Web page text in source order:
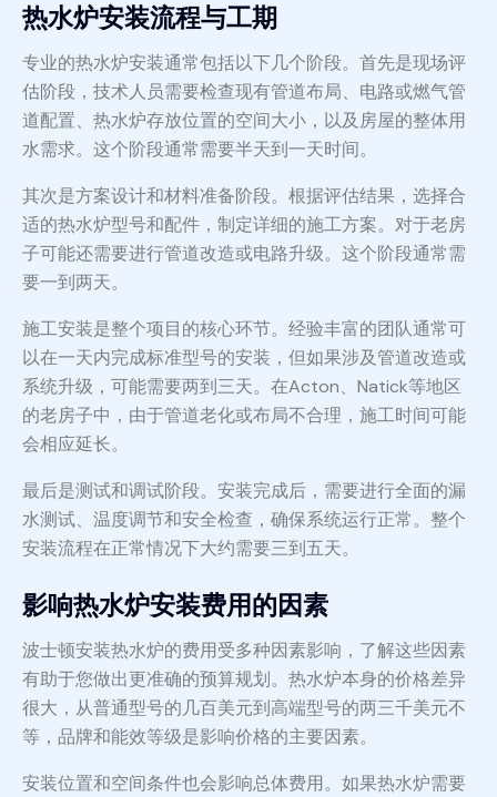
热水炉安装流程与工期
专业的热水炉安装通常包括以下几个阶段。首先是现场评
估阶段，技术人员需要检查现有管道布局、电路或燃气管
道配置、热水炉存放位置的空间大小，以及房屋的整体用
水需求。这个阶段通常需要半天到一天时间。
其次是方案设计和材料准备阶段。根据评估结果，选择合
适的热水炉型号和配件，制定详细的施工方案。对于老房
子可能还需要进行管道改造或电路升级。这个阶段通常需
要一到两天。
施工安装是整个项目的核心环节。经验丰富的团队通常可
以在一天内完成标准型号的安装，但如果涉及管道改造或
系统升级，可能需要两到三天。在Acton、Natick等地区
的老房子中，由于管道老化或布局不合理，施工时间可能
会相应延长。
最后是测试和调试阶段。安装完成后，需要进行全面的漏
水测试、温度调节和安全检查，确保系统运行正常。整个
安装流程在正常情况下大约需要三到五天。
影响热水炉安装费用的因素
波士顿安装热水炉的费用受多种因素影响，了解这些因素
有助于您做出更准确的预算规划。热水炉本身的价格差异
很大，从普通型号的几百美元到高端型号的两三千美元不
等，品牌和能效等级是影响价格的主要因素。
安装位置和空间条件也会影响总体费用。如果热水炉需要